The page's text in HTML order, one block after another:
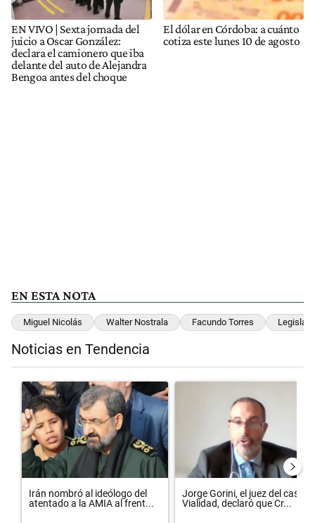
EN VIVO | Sexta jornada del
juicio a Oscar González:
declara el camionero que iba
delante del auto de Alejandra
Bengoa antes del choque
El dólar en Córdoba: a cuánto
cotiza este lunes 10 de agosto
EN ESTA NOTA
Miguel Nicolás Walter Nostrala Facundo Torres
Noticias en Tendencia
Un artículo de tendencia con el título "Irán nombró al ideólogo del
Irán nombró al ideólogo del
atentado a la AMIA al frent...
Un artículo de tendencia con el
Jorge Gorini, el juez del caso
Vialidad, declaró que Cr...